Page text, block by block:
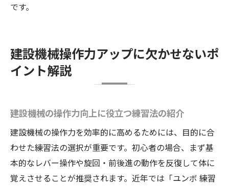
です。
建設機械操作力アップに欠かせないポ
イント解説
建設機械の操作力向上に役立つ練習法の紹介
建設機械の操作力を効率的に高めるためには、目的に合
わせた練習法の選択が重要です。初心者の場合、まず基
本的なレバー操作や旋回・前後進の動作を反復して体に
覚えさせることが推奨されます。近年では「ユンボ 練習